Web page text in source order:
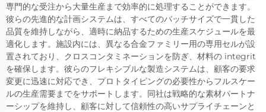
専門的な受注から大量生産まで効率的に処理することができます。
彼らの先進的な計画システムは、すべてのバッチサイズで一貫した
品質を維持しながら、適時に納品するための生産スケジュールを最
適化します。施設内には、異なる合金ファミリー用の専用セルが設
置されており、クロスコンタミネーションを防ぎ、材料の integrit
を確保します。彼らのフレキシブルな製造システムは、顧客の要求
変更に迅速に対応でき、プロトタイピングの必要性からフルスケー
ルの生産需要までをサポートします。同社は戦略的な素材パートナ
ーシップを維持し、顧客に対して信頼性の高いサプライチェーンと